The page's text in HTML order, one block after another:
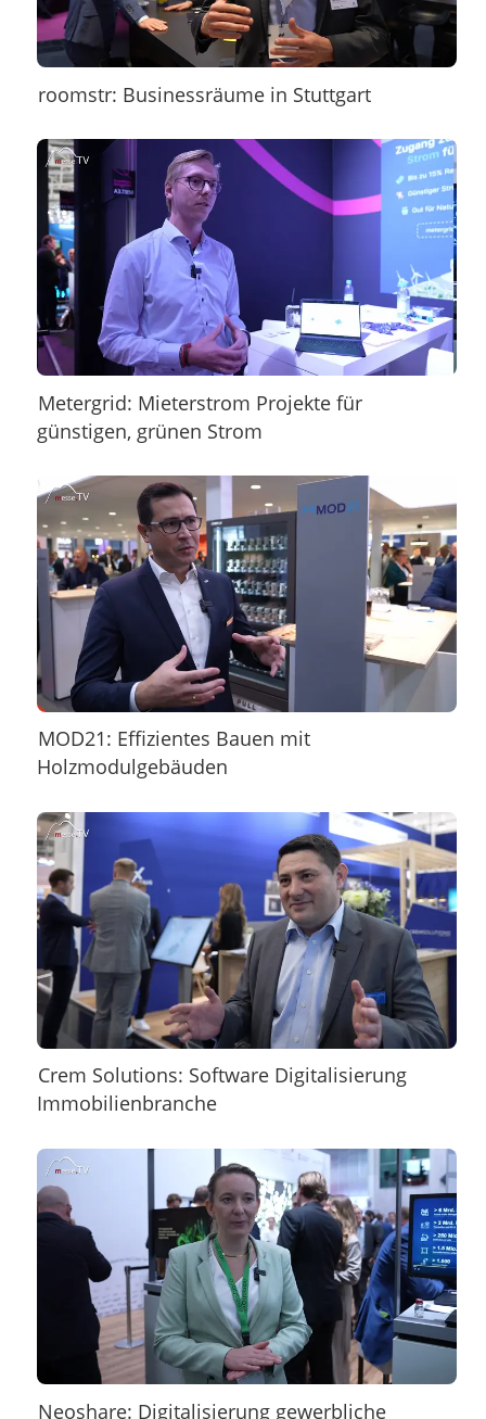
roomstr: Businessräume in Stuttgart
Metergrid: Mieterstrom Projekte für
günstigen, grünen Strom
MOD21: Effizientes Bauen mit
Holzmodulgebäuden
Crem Solutions: Software Digitalisierung
Immobilienbranche
Neoshare: Digitalisierung gewerbliche